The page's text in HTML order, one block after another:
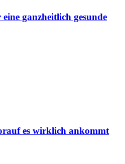
ganzheitlich gesunde
es wirklich ankommt